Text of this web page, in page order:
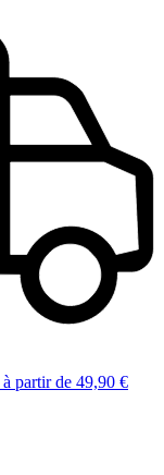
à partir de 49,90 €